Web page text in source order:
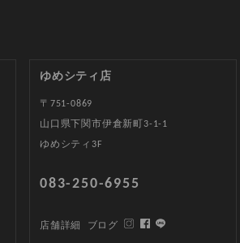
ゆめシティ店
〒751-0869
山口県下関市伊倉新町3-1-1
ゆめシティ3F
083-250-6955
店舗詳細 ブログ